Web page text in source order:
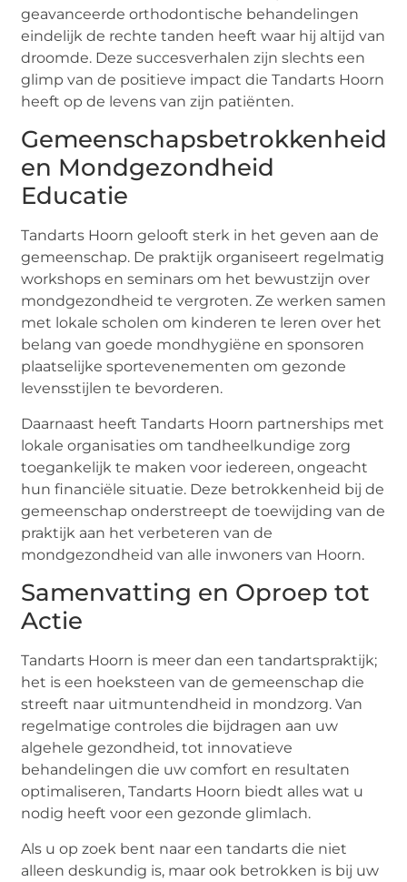
geavanceerde orthodontische behandelingen
eindelijk de rechte tanden heeft waar hij altijd van
droomde. Deze succesverhalen zijn slechts een
glimp van de positieve impact die Tandarts Hoorn
heeft op de levens van zijn patiënten.
Gemeenschapsbetrokkenheid
en Mondgezondheid
Educatie
Tandarts Hoorn gelooft sterk in het geven aan de
gemeenschap. De praktijk organiseert regelmatig
workshops en seminars om het bewustzijn over
mondgezondheid te vergroten. Ze werken samen
met lokale scholen om kinderen te leren over het
belang van goede mondhygiëne en sponsoren
plaatselijke sportevenementen om gezonde
levensstijlen te bevorderen.
Daarnaast heeft Tandarts Hoorn partnerships met
lokale organisaties om tandheelkundige zorg
toegankelijk te maken voor iedereen, ongeacht
hun financiële situatie. Deze betrokkenheid bij de
gemeenschap onderstreept de toewijding van de
praktijk aan het verbeteren van de
mondgezondheid van alle inwoners van Hoorn.
Samenvatting en Oproep tot
Actie
Tandarts Hoorn is meer dan een tandartspraktijk;
het is een hoeksteen van de gemeenschap die
streeft naar uitmuntendheid in mondzorg. Van
regelmatige controles die bijdragen aan uw
algehele gezondheid, tot innovatieve
behandelingen die uw comfort en resultaten
optimaliseren, Tandarts Hoorn biedt alles wat u
nodig heeft voor een gezonde glimlach.
Als u op zoek bent naar een tandarts die niet
alleen deskundig is, maar ook betrokken is bij uw